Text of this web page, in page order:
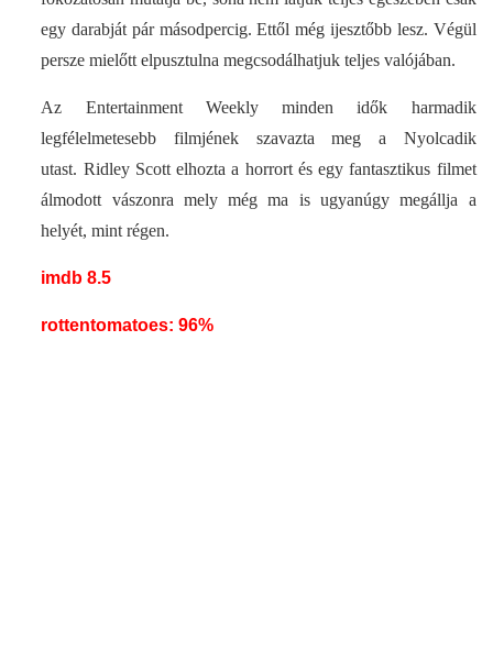
egy darabját pár másodpercig. Ettől még ijesztőbb lesz. Végül
persze mielőtt elpusztulna megcsodálhatjuk teljes valójában.
Az Entertainment Weekly minden idők harmadik
legfélelmetesebb filmjének szavazta meg a Nyolcadik
utast. Ridley Scottelhozta a horrortés egy fantasztikus filmet
álmodott vászonra mely még ma is ugyanúgy megállja a
helyét, mint régen.
imdb 8.5
rottentomatoes: 96%